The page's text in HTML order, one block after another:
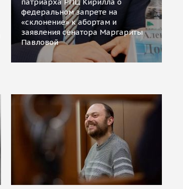
федеральном запрете на
«склонение» к абортам и
заявления сенатора Маргариты
Павловой